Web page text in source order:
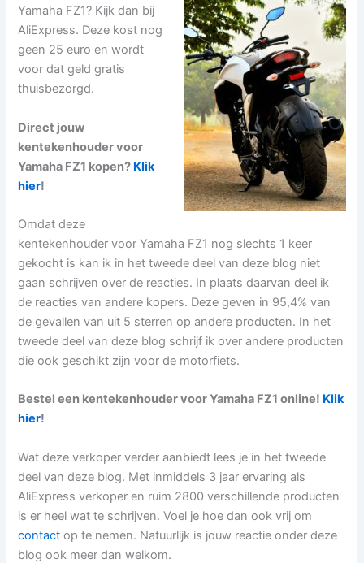
Yamaha FZ1? Kijk dan bij
AliExpress. Deze kost nog
geen 25 euro en wordt
voor dat geld gratis
thuisbezorgd.
Direct jouw
kentekenhouder voor
Yamaha FZ1 kopen? Klik
hier!
Omdat deze
kentekenhouder voor Yamaha FZ1 nog slechts 1 keer
gekocht is kan ik in het tweede deel van deze blog niet
gaan schrijven over de reacties. In plaats daarvan deel ik
de reacties van andere kopers. Deze geven in 95,4% van
de gevallen van uit 5 sterren op andere producten. In het
tweede deel van deze blog schrijf ik over andere producten
die ook geschikt zijn voor de motorfiets.
Bestel een kentekenhouder voor Yamaha FZ1 online! Klik
hier!
Wat deze verkoper verder aanbiedt lees je in het tweede
deel van deze blog. Met inmiddels 3 jaar ervaring als
AliExpress verkoper en ruim 2800 verschillende producten
is er heel wat te schrijven. Voel je hoe dan ook vrij om
contact op te nemen. Natuurlijk is jouw reactie onder deze
blog ook meer dan welkom.